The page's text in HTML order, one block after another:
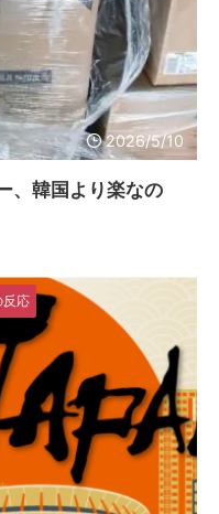
2026/5/10
、韓国より楽なの
反応